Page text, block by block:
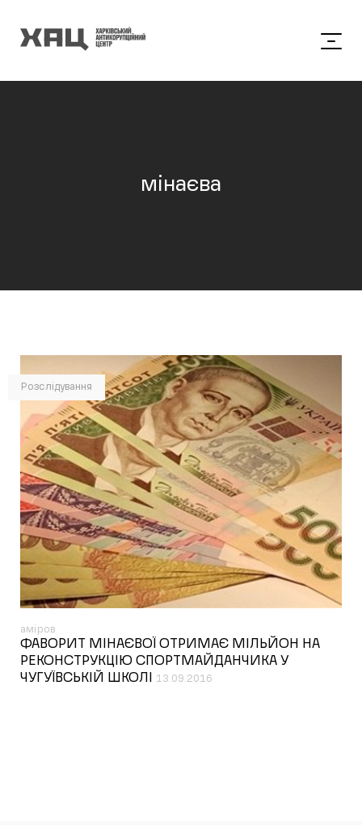
мінаєва
Розслідування
аміров
ФАВОРИТ МІНАЄВОЇ ОТРИМАЄ МІЛЬЙОН НА
РЕКОНСТРУКЦІЮ СПОРТМАЙДАНЧИКА У
ЧУГУЇВСЬКІЙ ШКОЛІ
13.09.2016